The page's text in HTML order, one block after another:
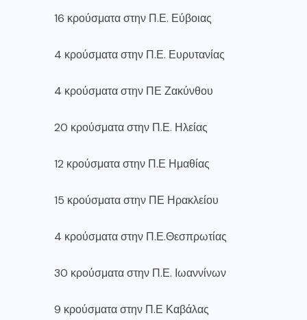
16 κρούσματα στην Π.Ε. Εύβοιας
4 κρούσματα στην Π.Ε. Ευρυτανίας
4 κρούσματα στην ΠΕ Ζακύνθου
20 κρούσματα στην Π.Ε. Ηλείας
12 κρούσματα στην Π.Ε Ημαθίας
15 κρούσματα στην ΠΕ Ηρακλείου
4 κρούσματα στην Π.Ε.Θεσπρωτίας
30 κρούσματα στην Π.Ε. Ιωαννίνων
9 κρούσματα στην Π.Ε Καβάλας